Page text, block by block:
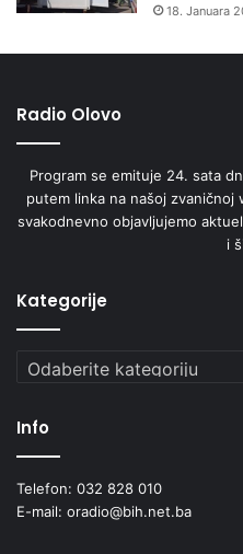
18. Januara
Radio Olovo
Program se emituje 24. sata
putem linka na našoj
svakodnevno objavljujemo
i
Kategorije
Kategorije
Info
Telefon: 032 828 010
E-mail: oradio@bih.net.ba